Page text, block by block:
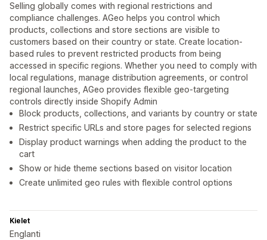
Selling globally comes with regional restrictions and
compliance challenges. AGeo helps you control which
products, collections and store sections are visible to
customers based on their country or state. Create location-
based rules to prevent restricted products from being
accessed in specific regions. Whether you need to comply with
local regulations, manage distribution agreements, or control
regional launches, AGeo provides flexible geo-targeting
controls directly inside Shopify Admin
Block products, collections, and variants by country or state
Restrict specific URLs and store pages for selected regions
Display product warnings when adding the product to the
cart
Show or hide theme sections based on visitor location
Create unlimited geo rules with flexible control options
Kielet
Englanti